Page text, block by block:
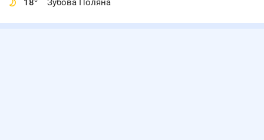
18° Зубова Поляна